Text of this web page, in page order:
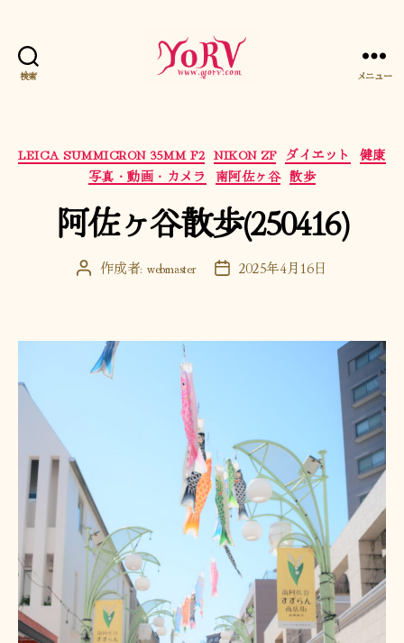
検索 メニュー
カ
テ
ゴ
リ
ー
LEICA SUMMICRON 35MM F2 NIKON ZF ダイエット
健康
写真・動画・カメラ
南阿佐ヶ谷 散歩
阿佐ヶ谷散歩(250416)
投 作成者: webmaster
投 2025年4月16日